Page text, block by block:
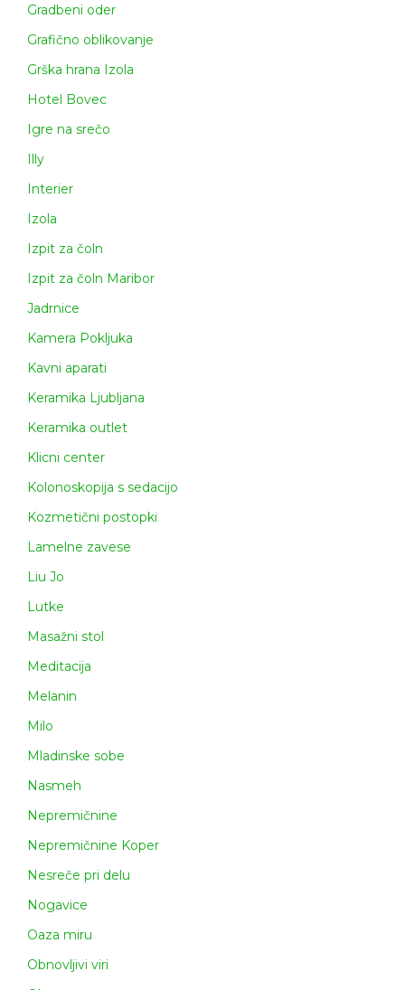
Gradbeni oder
Grafično oblikovanje
Grška hrana Izola
Hotel Bovec
Igre na srečo
Illy
Interier
Izola
Izpit za čoln
Izpit za čoln Maribor
Jadrnice
Kamera Pokljuka
Kavni aparati
Keramika Ljubljana
Keramika outlet
Klicni center
Kolonoskopija s sedacijo
Kozmetični postopki
Lamelne zavese
Liu Jo
Lutke
Masažni stol
Meditacija
Melanin
Milo
Mladinske sobe
Nasmeh
Nepremičnine
Nepremičnine Koper
Nesreče pri delu
Nogavice
Oaza miru
Obnovljivi viri